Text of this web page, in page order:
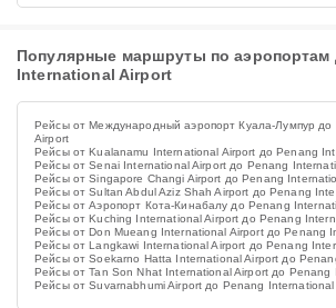
Популярные маршруты по аэропортам
International Airport
Рейсы от Международный аэропорт Куала-Лумпур до
Airport
Рейсы от Kualanamu International Airport до Penang
Рейсы от Senai International Airport до Penang
Рейсы от Singapore Changi Airport до Penang
Рейсы от Sultan Abdul Aziz Shah Airport до Penang
Рейсы от Аэропорт Кота-Кинабалу до Penang
Рейсы от Kuching International Airport до Penang
Рейсы от Don Mueang International Airport до Penang
Рейсы от Langkawi International Airport до Penang
Рейсы от Soekarno Hatta International Airport до
Рейсы от Tan Son Nhat International Airport до Penang
Рейсы от Suvarnabhumi Airport до Penang International